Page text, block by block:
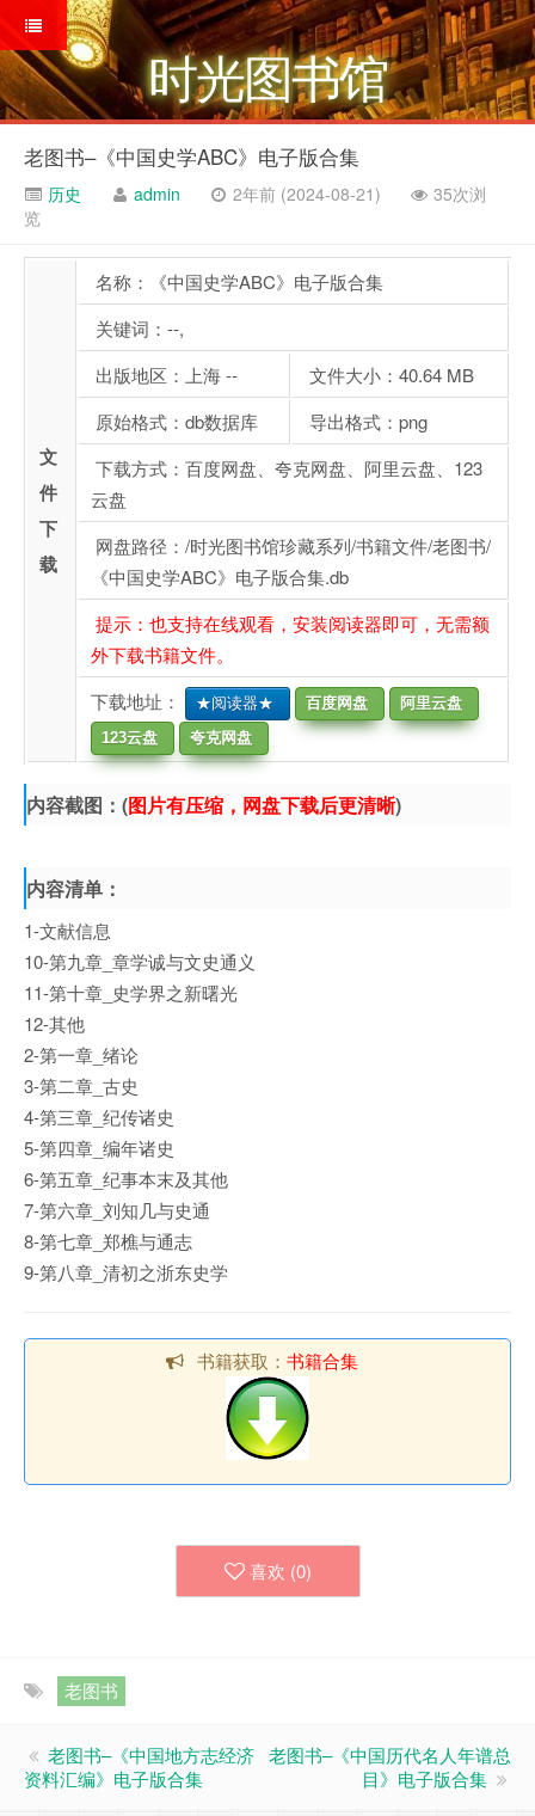
时光图书馆
老图书–《中国史学ABC》电子版合集
历史 admin 2年前 (2024-08-21)
35次浏
览
文
件
下
载
名称：《中国史学ABC》电子版合集
关键词：--,
出版地区：上海 --
文件大小：40.64 MB
原始格式：db数据库
导出格式：png
下载方式：百度网盘、夸克网盘、阿里云盘、123
云盘
网盘路径：/时光图书馆珍藏系列/书籍文件/老图书/
《中国史学ABC》电子版合集.db
提示：也支持在线观看，安装阅读器即可，无需额
外下载书籍文件。
下载地址：
★阅读器★ 百度网盘
阿里云盘
123云盘
夸克网盘
内容截图：(图片有压缩，网盘下载后更清晰)
内容清单：
1-文献信息
10-第九章_章学诚与文史通义
11-第十章_史学界之新曙光
12-其他
2-第一章_绪论
3-第二章_古史
4-第三章_纪传诸史
5-第四章_编年诸史
6-第五章_纪事本末及其他
7-第六章_刘知几与史通
8-第七章_郑樵与通志
9-第八章_清初之浙东史学
书籍获取： 书籍合集
喜欢 (0)
老图书
老图书–《中国地方志经济
资料汇编》电子版合集
老图书–《中国历代名人年谱总
目》电子版合集